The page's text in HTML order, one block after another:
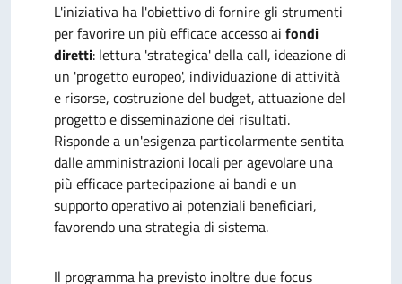
L'iniziativa ha l'obiettivo di fornire gli strumenti
per favorire un più efficace accesso ai fondi
diretti: lettura 'strategica' della call, ideazione di
un 'progetto europeo', individuazione di attività
e risorse, costruzione del budget, attuazione del
progetto e disseminazione dei risultati.
Risponde a un'esigenza particolarmente sentita
dalle amministrazioni locali per agevolare una
più efficace partecipazione ai bandi e un
supporto operativo ai potenziali beneficiari,
favorendo una strategia di sistema.
Il programma ha previsto inoltre due focus